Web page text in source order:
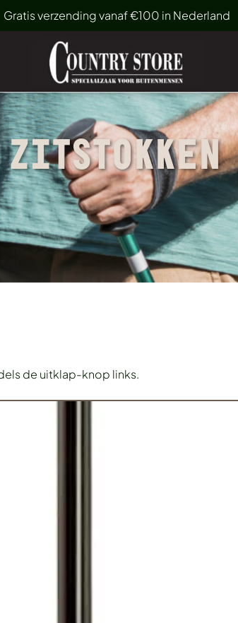
Gratis verzending vanaf €100 in Nederland
ZITSTOKKEN
de uitklap-knop links.